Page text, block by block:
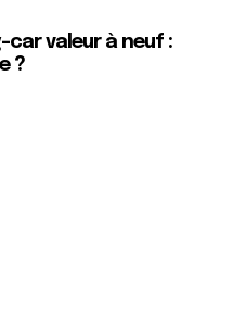
valeur à neuf :
?